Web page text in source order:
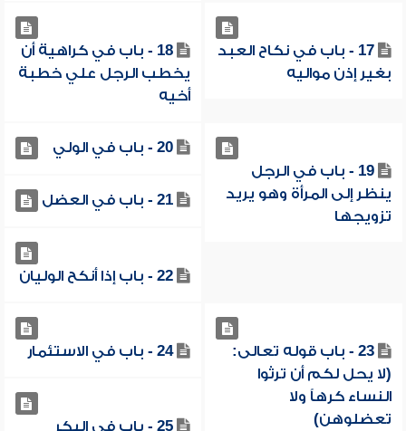
17 - باب في نكاح العبد
بغير إذن مواليه
18 - باب في كراهية أن
يخطب الرجل علي خطبة
أخيه
19 - باب في الرجل
ينظر إلى المرأة وهو يريد
تزويجها
20 - باب في الولي
21 - باب في العضل
22 - باب إذا أنكح الوليان
23 - باب قوله تعالى:
(لا يحل لكم أن ترثوا
النساء كرهاً ولا
تعضلوهن)
24 - باب في الاستئمار
25 - باب في البكر